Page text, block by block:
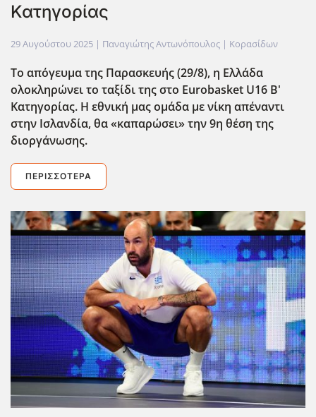
Κατηγορίας
29 Αυγούστου 2025 | Παναγιώτης Αντωνόπουλος | Κορασίδων
Το απόγευμα της Παρασκευής (29/8), η Ελλάδα
ολοκληρώνει το ταξίδι της στο Eurobasket U16 Β'
Κατηγορίας. Η εθνική μας ομάδα με νίκη απέναντι
στην Ισλανδία, θα «καπαρώσει» την 9η θέση της
διοργάνωσης.
ΠΕΡΙΣΣΌΤΕΡΑ